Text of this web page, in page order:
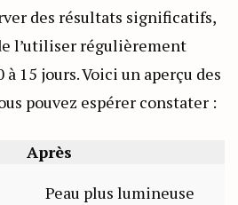
des résultats significatifs,
l’utiliser régulièrement
15 jours. Voici un aperçu des
pouvez espérer constater :
Après
Peau plus lumineuse